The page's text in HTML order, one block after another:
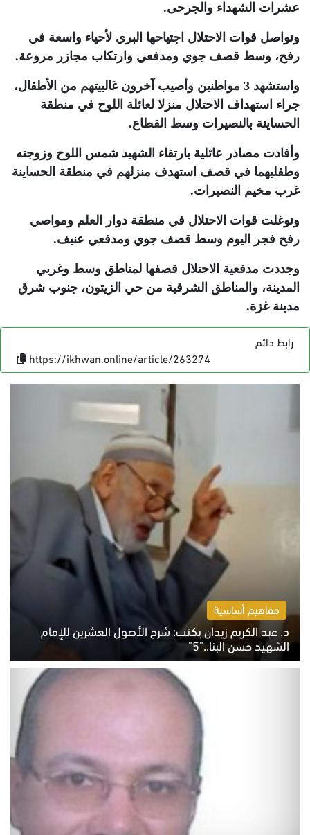
عشرات الشهداء والجرحى.
وتواصل قوات الاحتلال اجتياحها البري لأحياء واسعة في
رفح، وسط قصف جوي ومدفعي وارتكاب مجازر مروعة.
واستشهد 3 مواطنين وأصيب آخرون غالبيتهم من الأطفال،
جراء استهداف الاحتلال منزلا لعائلة اللوح في منطقة
الحساينة بالنصيرات وسط القطاع.
وأفادت مصادر عائلية بارتقاء الشهيد شمس اللوح وزوجته
وطفليهما في قصف استهدف منزلهم في منطقة الحساينة
غرب مخيم النصيرات.
وتوغلت قوات الاحتلال في منطقة دوار العلم ومواصي
رفح فجر اليوم وسط قصف جوي ومدفعي عنيف.
وجددت مدفعية الاحتلال قصفها لمناطق وسط وغربي
المدينة، والمناطق الشرقية من حي الزيتون، جنوب شرق
مدينة غزة.
رابط دائم
https://ikhwan.online/article/263274
مفاهيم أساسية
د. عبد الكريم زيدان يكتب: شرح الأصول العشرين للإمام
الشهيد حسن البنا.."5"
السبت 8 أغسطس 2026 10:46 ص